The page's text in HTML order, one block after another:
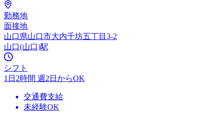
勤務地
面接地
山口県山口市大内千坊五丁目3-2
山口(山口)駅
シフト
1日2時間 週2日からOK
交通費支給
未経験OK